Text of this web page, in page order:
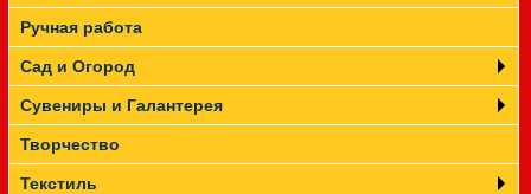
Ручная работа
Сад и Огород
Сувениры и Галантерея
Творчество
Текстиль